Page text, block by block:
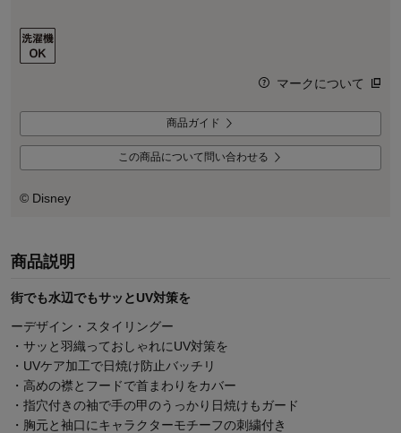
マークについて
商品ガイド
この商品について問い合わせる
© Disney
商品説明
街でも水辺でもサッとUV対策を
ーデザイン・スタイリングー
・サッと羽織っておしゃれにUV対策を
・UVケア加工で日焼け防止バッチリ
・高めの襟とフードで首まわりをカバー
・指穴付きの袖で手の甲のうっかり日焼けもガード
・胸元と袖口にキャラクターモチーフの刺繍付き